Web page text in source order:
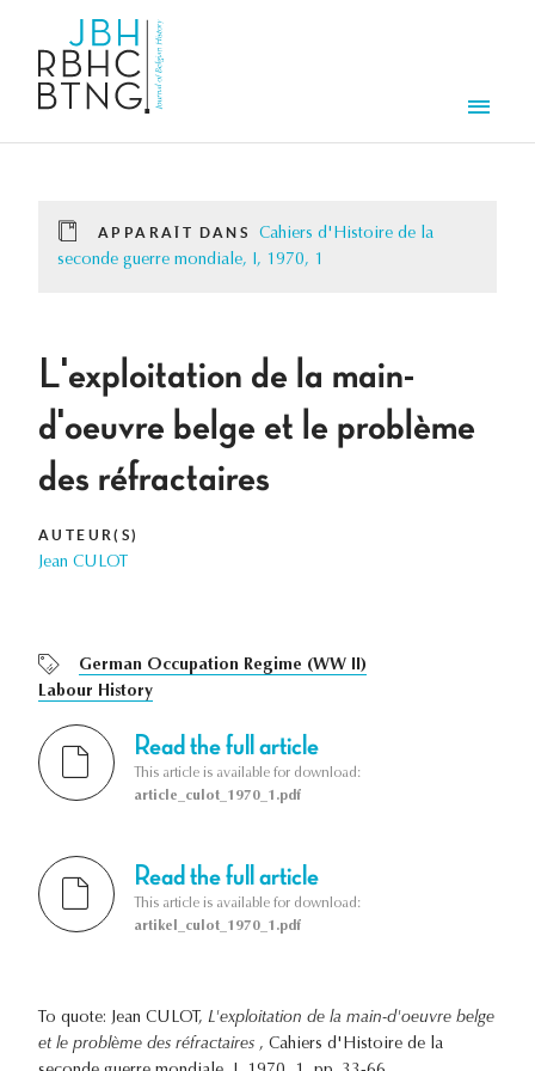
APPARAÎT DANS
Cahiers d'Histoire de la
seconde guerre mondiale, I, 1970, 1
L'exploitation de la main-
d'oeuvre belge et le problème
des réfractaires
AUTEUR(S)
Jean CULOT
German Occupation Regime (WW II)
Labour History
Read the full article
This article is available for download:
article_culot_1970_1.pdf
Read the full article
This article is available for download:
artikel_culot_1970_1.pdf
To quote: Jean CULOT, L'exploitation de la main-d'oeuvre belge
et le problème des réfractaires , Cahiers d'Histoire de la